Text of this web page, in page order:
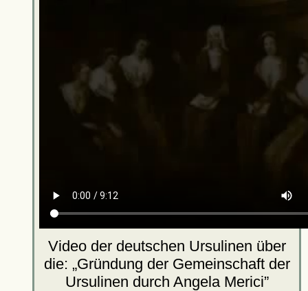
Video der deutschen Ursulinen über
die: Gründung der Gemeinschaft der
Ursulinen durch Angela Merici